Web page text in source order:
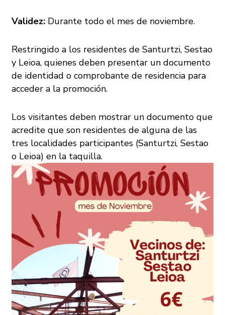
Validez: Durante todo el mes de noviembre.
Restringido a los residentes de Santurtzi, Sestao
y Leioa, quienes deben presentar un documento
de identidad o comprobante de residencia para
acceder a la promoción.
Los visitantes deben mostrar un documento que
acredite que son residentes de alguna de las
tres localidades participantes (Santurtzi, Sestao
o Leioa) en la taquilla.